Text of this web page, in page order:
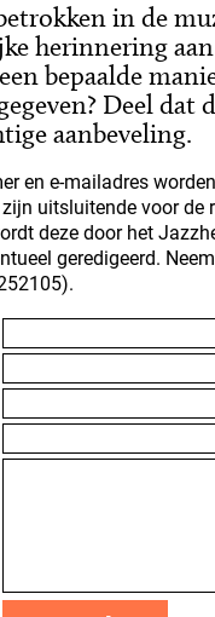
in de
herinnering
bepaalde
Deel dat
aanbeveling.
en e-mailadres
uitsluitende voor de
deze door het
geredigeerd.